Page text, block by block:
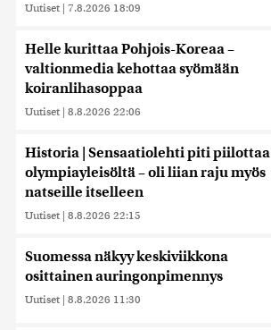
Uutiset | 7.8.2026 18:09
Helle kurittaa Pohjois-Koreaa –
valtionmedia kehottaa syömään
koiranlihasoppaa
Uutiset | 8.8.2026 22:06
Historia | Sensaatiolehti piti piilottaa
olympiayleisöltä – oli liian raju myös
natseille itselleen
Uutiset | 8.8.2026 22:15
Suomessa näkyy keskiviikkona
osittainen auringonpimennys
Uutiset | 8.8.2026 11:30